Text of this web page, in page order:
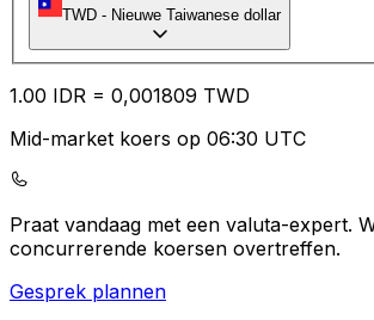
TWD - Nieuwe Taiwanese dollar
1.00 IDR = 0,001809 TWD
Mid-market koers op 06:30 UTC
Praat vandaag met een valuta-expert.
concurrerende koersen overtreffen.
Gesprek plannen